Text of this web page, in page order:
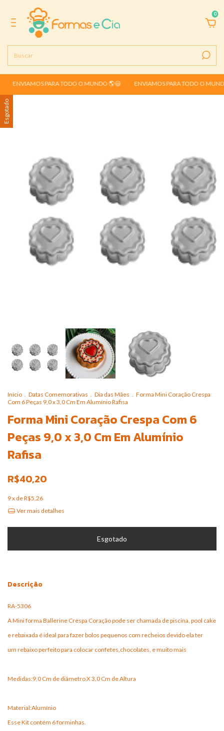
0
PARA TODO O MUNDO 🌎😃 ENVIAMOS PARA TODO O MUNDO
Esgotado
Início . Datas Comemorativas . Dia das Mães . Forma Mini Coração Crespa
Com 6 Peças 9,0 x 3,0 Cm Em Alumínio Rafisa
Forma Mini Coração Crespa Com 6
Peças 9,0 x 3,0 Cm Em Alumínio
Rafisa
R$40,20
9x deR$5,26
Ver mais detalhes
Descrição
RA-5306
A Mini forma Ballerine Crespa Coração pode ser chamada de piscina, pool cake
e rebaixada é ideal para fazer bolos pequenos com recheios devido ela ter
um rebaixo perfeito para colocar confetes,chocolates, e muito mais
Medidas:9,0 Cm de diâmetro X 3,0 Cm de Altura
Material:Alumínio
Esse Kit contém 6 forminhas.